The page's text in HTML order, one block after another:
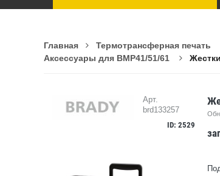
Главная Термотрансферная печать
Аксессуары для BMP41/51/61
Арт.
brd133257
ID: 2529